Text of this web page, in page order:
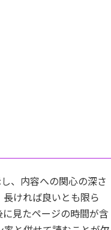
、内容への関心の深さ
ければ良いとも限ら
見たページの時間が含